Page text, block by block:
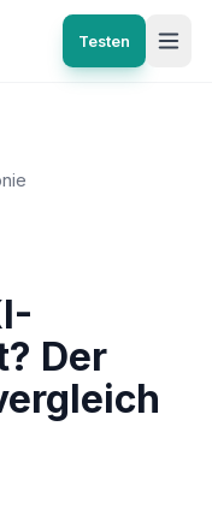
Testen
Der